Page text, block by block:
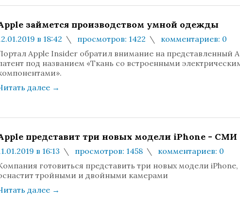
займется производством умной одежды
в 18:42 просмотров: 1422
комментариев: 0
Apple Insider обратил внимание на представленный
под названием «Ткань со встроенными
далее →
представит три новых модели iPhone - СМИ
в 16:13 просмотров: 1458
комментариев: 0
готовиться представить три новых модели
тройными и двойными камерами
далее →